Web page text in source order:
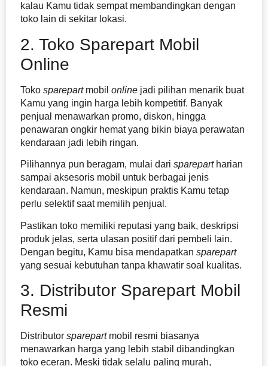
kalau Kamu tidak sempat membandingkan dengan
toko lain di sekitar lokasi.
2. Toko Sparepart Mobil
Online
Toko sparepart mobil online jadi pilihan menarik buat
Kamu yang ingin harga lebih kompetitif. Banyak
penjual menawarkan promo, diskon, hingga
penawaran ongkir hemat yang bikin biaya perawatan
kendaraan jadi lebih ringan.
Pilihannya pun beragam, mulai dari sparepartharian
sampai aksesoris mobil untuk berbagai jenis
kendaraan. Namun, meskipun praktis Kamu tetap
perlu selektif saat memilih penjual.
Pastikan toko memiliki reputasi yang baik, deskripsi
produk jelas, serta ulasan positif dari pembeli lain.
Dengan begitu, Kamu bisa mendapatkan sparepart
yang sesuai kebutuhan tanpa khawatir soal kualitas.
3. Distributor Sparepart Mobil
Resmi
Distributor sparepart mobil resmi biasanya
menawarkan harga yang lebih stabil dibandingkan
toko eceran. Meski tidak selalu paling murah,